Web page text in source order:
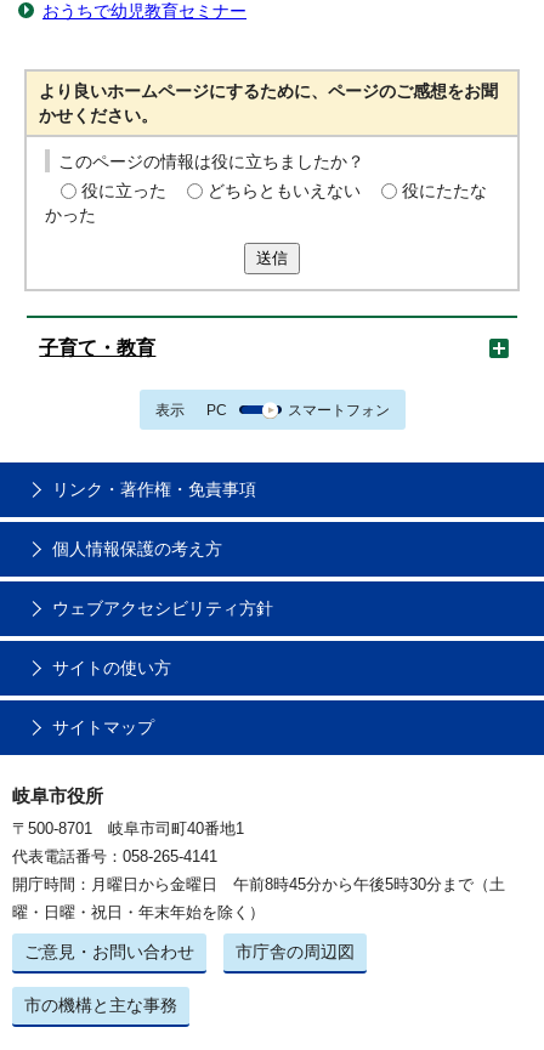
おうちで幼児教育セミナー
より良いホームページにするために、ページのご感想をお聞
かせください。
このページの情報は役に立ちましたか？
役に立った
どちらともいえない
役にたたな
かった
送信
子育て・教育
表示 PC スマートフォン
リンク・著作権・免責事項
個人情報保護の考え方
ウェブアクセシビリティ方針
サイトの使い方
サイトマップ
岐阜市役所
〒500-8701 岐阜市司町40番地1
代表電話番号：058-265-4141
開庁時間：月曜日から金曜日 午前8時45分から午後5時30分まで（土
曜・日曜・祝日・年末年始を除く）
ご意見・お問い合わせ 市庁舎の周辺図
市の機構と主な事務